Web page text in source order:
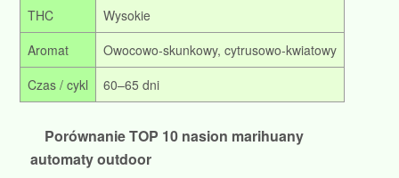
THC
Wysokie
Aromat
Owocowo‑skunkowy, cytrusowo‑kwiatowy
Czas / cykl
60–65 dni
Porównanie TOP 10 nasion marihuany
automaty outdoor